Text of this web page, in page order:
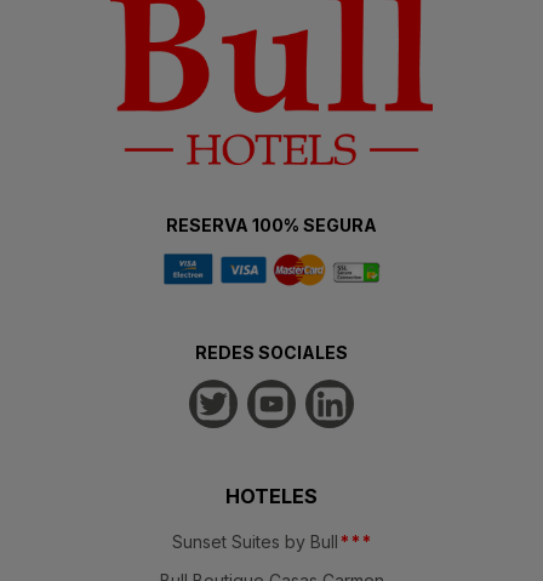
RESERVA 100% SEGURA
REDES SOCIALES
HOTELES
Sunset Suites by Bull * * *